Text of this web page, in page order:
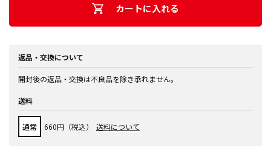
カートに入れる
返品・交換について
開封後の返品・交換は不良品を除き承れません。
送料
通常 660円（税込） 送料について